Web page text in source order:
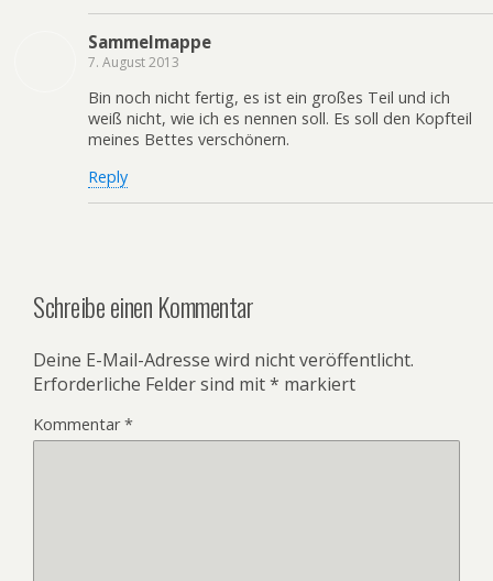
Sammelmappe
7. August 2013
Bin noch nicht fertig, es ist ein großes Teil und ich
weiß nicht, wie ich es nennen soll. Es soll den Kopfteil
meines Bettes verschönern.
Reply
Schreibe einen Kommentar
Deine E-Mail-Adresse wird nicht veröffentlicht.
Erforderliche Felder sind mit* markiert
Kommentar*